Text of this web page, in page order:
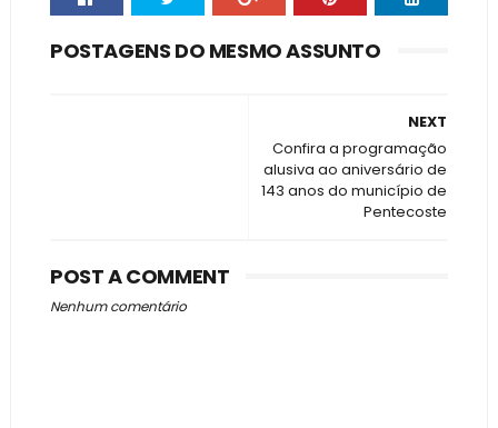
POSTAGENS DO MESMO ASSUNTO
NEXT
Confira a programação
alusiva ao aniversário de
143 anos do município de
Pentecoste
POST A COMMENT
Nenhum comentário